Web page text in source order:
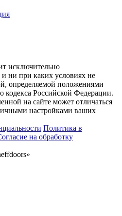
исключительно
ни при каких условиях не
определяемой положениями
кодекса Российской Федерации.
на сайте может отличаться
настройками ваших
Политика в
на обработку